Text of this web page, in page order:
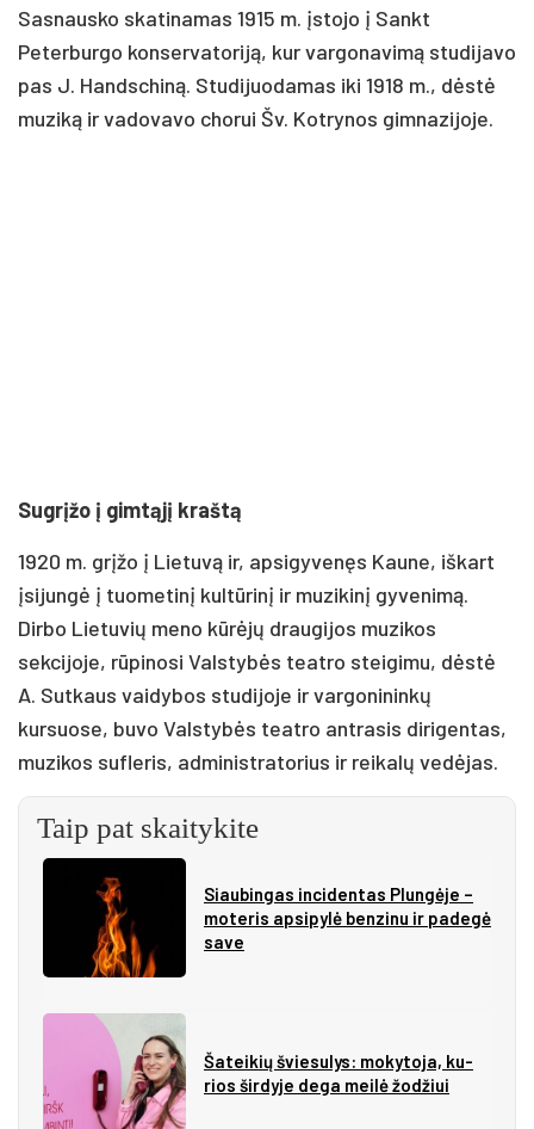
Sasnausko skatinamas 1915 m. įstojo į Sankt
Peterburgo konservatoriją, kur vargonavimą studijavo
pas J. Handschiną. Studijuodamas iki 1918 m., dėstė
muziką ir vadovavo chorui Šv. Kotrynos gimnazijoje.
Sugrįžo į gimtąjį kraštą
1920 m. grįžo į Lietuvą ir, apsigyvenęs Kaune, iškart
įsijungė į tuometinį kultūrinį ir muzikinį gyvenimą.
Dirbo Lietuvių meno kūrėjų draugijos muzikos
sekcijoje, rūpinosi Valstybės teatro steigimu, dėstė
A. Sutkaus vaidybos studijoje ir vargonininkų
kursuose, buvo Valstybės teatro antrasis dirigentas,
muzikos sufleris, administratorius ir reikalų vedėjas.
Taip pat skaitykite
Siau­bin­gas in­ci­den­tas Plun­gė­je –
mo­te­ris ap­si­py­lė ben­zi­nu ir pa­de­gė
sa­ve
Ša­tei­kių švie­su­lys: mo­ky­to­ja, ku­
rios šir­dy­je de­ga mei­lė žo­džiui